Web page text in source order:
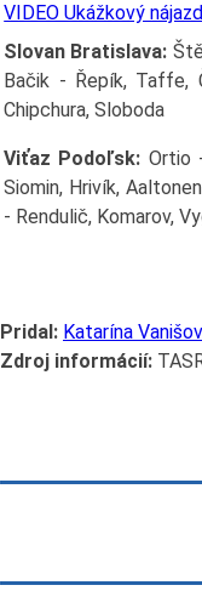
VIDEO Ukážkový
Slovan Bratislava:
Bačik - Řepík, Taffe,
Chipchura, Sloboda
Viťaz Podoľsk: Ortio
Siomin, Hrivík,
- Rendulič, Komarov,
Pridal: Katarína
Zdroj informácií: